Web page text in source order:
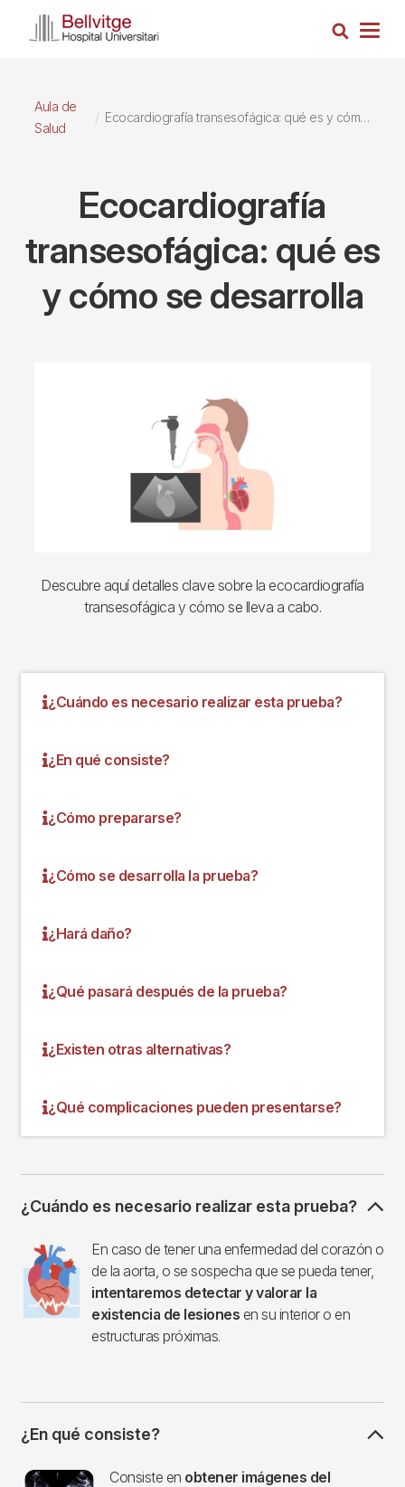
Busca
Aula de
Salud
Ecocardiografía transesofágica: qué es y cómo se desarrolla
Ecocardiografía
transesofágica: qué es
y cómo se desarrolla
Descubre aquí detalles clave sobre la ecocardiografía
transesofágica y cómo se lleva a cabo.
¿Cuándo es necesario realizar esta prueba?
¿En qué consiste?
¿Cómo prepararse?
¿Cómo se desarrolla la prueba?
¿Hará daño?
¿Qué pasará después de la prueba?
¿Existen otras alternativas?
¿Qué complicaciones pueden presentarse?
¿Cuándo es necesario realizar esta prueba?
Imagen
En caso de tener una enfermedad del corazón o
de la aorta, o se sospecha que se pueda tener,
intentaremos detectar y valorar la
existencia de lesiones en su interior o en
estructuras próximas.
¿En qué consiste?
Imagen Consiste en obtener imágenes del